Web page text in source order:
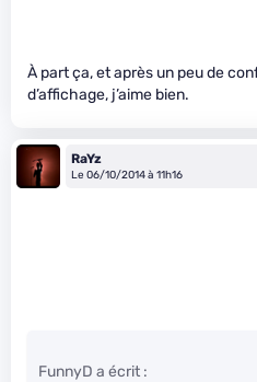
À part ça, et après un peu de
d’affichage, j’aime bien.
RaYz
Le 06/10/2014 à 11h16
FunnyD a écrit :